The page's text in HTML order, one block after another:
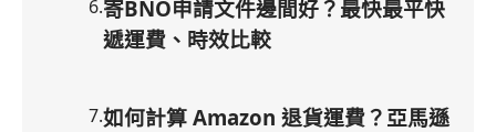
6.寄BNO申請文件邊間好？最快最平快
遞運費、時效比較
7.如何計算 Amazon 退貨運費？亞馬遜